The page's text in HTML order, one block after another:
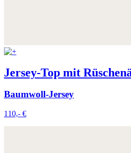
Jersey-Top mit
Baumwoll-Jersey
110,- €